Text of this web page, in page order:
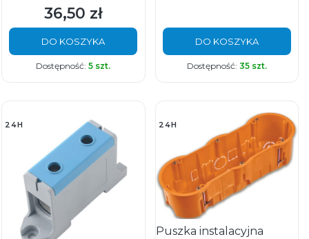
Cena
36,50 zł
DO KOSZYKA
Dostępność:5 szt.
DO KOSZYKA
Dostępność: 35 szt.
24H 24H
Puszka instalacyjna